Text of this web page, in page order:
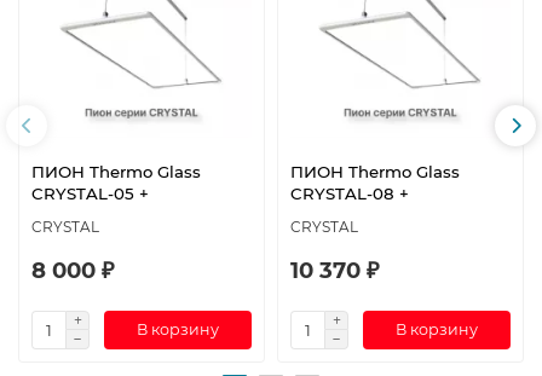
ПИОН Thermo Glass
CRYSTAL-05 +
CRYSTAL
8 000 ₽
В корзину
ПИОН Thermo Glass
CRYSTAL-08 +
CRYSTAL
10 370 ₽
В корзину